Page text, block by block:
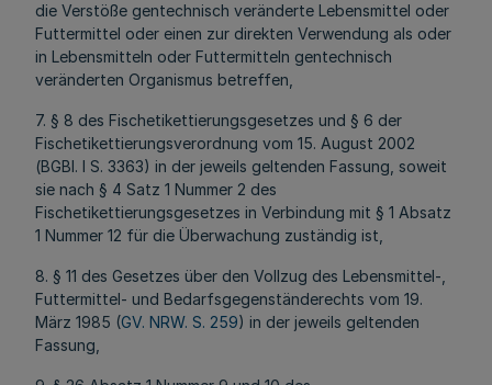
die Verstöße gentechnisch veränderte Lebensmittel oder
Futtermittel oder einen zur direkten Verwendung als oder
in Lebensmitteln oder Futtermitteln gentechnisch
veränderten Organismus betreffen,
7. § 8 des Fischetikettierungsgesetzes und § 6 der
Fischetikettierungsverordnung vom 15. August 2002
(BGBl. I S. 3363) in der jeweils geltenden Fassung, soweit
sie nach § 4 Satz 1 Nummer 2 des
Fischetikettierungsgesetzes in Verbindung mit § 1 Absatz
1 Nummer 12 für die Überwachung zuständig ist,
8. § 11 des Gesetzes über den Vollzug des Lebensmittel-,
Futtermittel- und Bedarfsgegenständerechts vom 19.
März 1985 (GV. NRW. S. 259) in der jeweils geltenden
Fassung,